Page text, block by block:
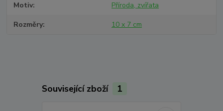
Motiv Příroda, zvířata
Rozměry 10 x 7 cm
Související zboží 1